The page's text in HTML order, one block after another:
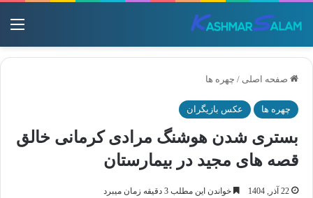
صفحه اصلی / چهره ها
چهره ها عکس بازیگران
بستری شدن هوشنگ مرادی کرمانی خالق
قصه های مجید در بیمارستان
22 آذر, 1404 خواندن این مطلب 3 دقیقه زمان میبرد